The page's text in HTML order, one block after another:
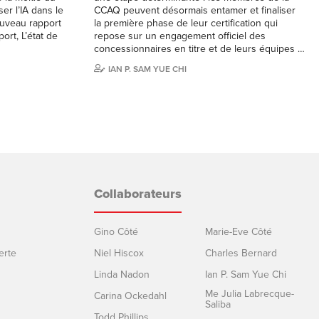
l’IA dans le
rapport
L’état de
CCAQ peuvent désormais entamer et finaliser
la première phase de leur certification qui
repose sur un engagement officiel des
concessionnaires en titre et de leurs équipes …
IAN P. SAM YUE CHI
Collaborateurs
Gino Côté
Niel Hiscox
Linda Nadon
Carina Ockedahl
Marie-Eve Côté
Charles Bernard
Ian P. Sam Yue Chi
Me Julia Labrecque-
Saliba